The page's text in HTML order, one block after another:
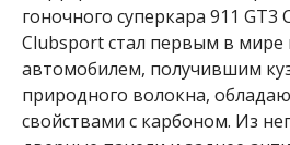
гоночного суперкара 911 GT3
Clubsport стал первым в
автомобилем, получившим
природного волокна,
свойствами с карбоном. Из